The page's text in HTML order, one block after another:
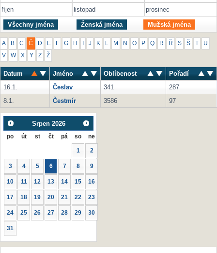
říjen
listopad prosinec
Všechny jména Ženská jména Mužská jména
A B C Č D E F G H J K M N O P Q R Ř S Š U
V W X Y Z Ž
Datum Jméno Oblíbenost
Pořadí
16.1.
Česlav 341
287
8.1.
Čestmír 3586 97
Srpen 2026
po út st čt pá so ne
1 2
3 4 5 6 7 8 9
10 11 12 13 14 15 16
17 18 19 20 21 22 23
24 25 26 27 28 29 30
31